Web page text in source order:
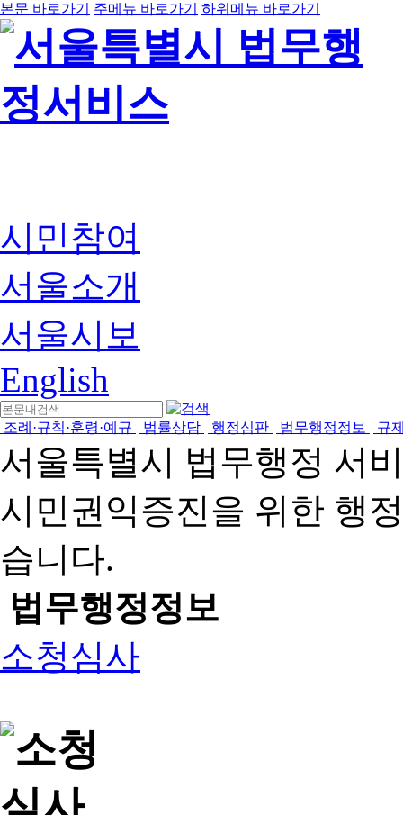
본문 바로가기 주메뉴 바로가기 하위메뉴 바로가기
시민참여
서울소개
서울시보
English
조례·규칙·훈령·예규 법률상담 행정심판 법무행정정보 규
서울특별시 법무행정 서
시민권익증진을 위한 행
습니다.
법무행정정보
소청심사